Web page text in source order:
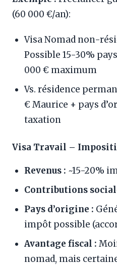
(60 000 €/an):
Visa Nomad non-
Possible 15-30%
000 € maximum
Vs. résidence
€ Maurice + pays
taxation
Visa Travail –
Revenus : ~15-20%
Contributions
Pays d’origine :
impôt possible
Avantage fiscal :
nomad, mais